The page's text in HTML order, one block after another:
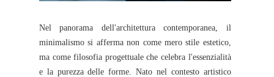
Nel panorama dell'architettura contemporanea, il
minimalismo si afferma non come mero stile estetico,
ma come filosofia progettuale che celebra l'essenzialità
e la purezza delle forme. Nato nel contesto artistico